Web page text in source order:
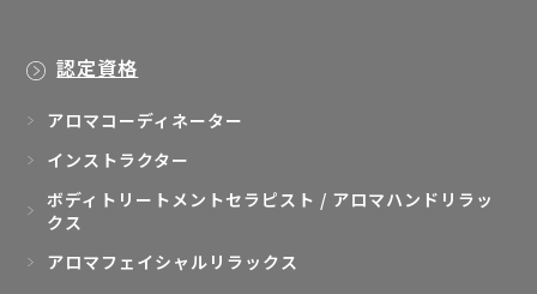
認定資格
アロマコーディネーター
インストラクター
ボディトリートメントセラピスト / アロマハンドリラッ
クス
アロマフェイシャルリラックス